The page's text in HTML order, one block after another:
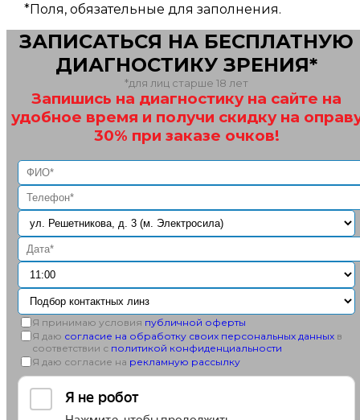
*Поля, обязательные для заполнения.
ЗАПИСАТЬСЯ НА БЕСПЛАТНУЮ
ДИАГНОСТИКУ ЗРЕНИЯ*
*для лиц старше 18 лет
Запишись на диагностику на сайте на
удобное время и получи скидку на
30% при заказе очков!
Я принимаю условия публичной оферты
Я даю согласие на обработку своих персональных данных в
соответствии с политикой конфиденциальности
Я даю согласие на рекламную рассылку